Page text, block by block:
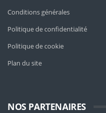
Conditions générales
Politique de confidentialité
Politique de cookie
Plan du site
NOS PARTENAIRES